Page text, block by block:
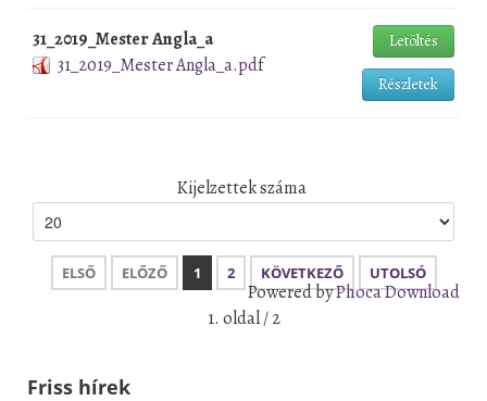
31_2019_Mester Angla_a
31_2019_Mester Angla_a.pdf
Letöltés
Részletek
Kijelzettek száma
ELSŐ ELŐZŐ 1 2 KÖVETKEZŐ UTOLSÓ
1. oldal / 2
Powered byPhoca Download
Friss hírek